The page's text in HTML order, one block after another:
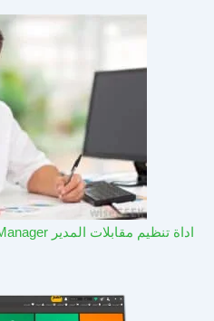
اداة تنظيم مقابلات المدير Interview Manager